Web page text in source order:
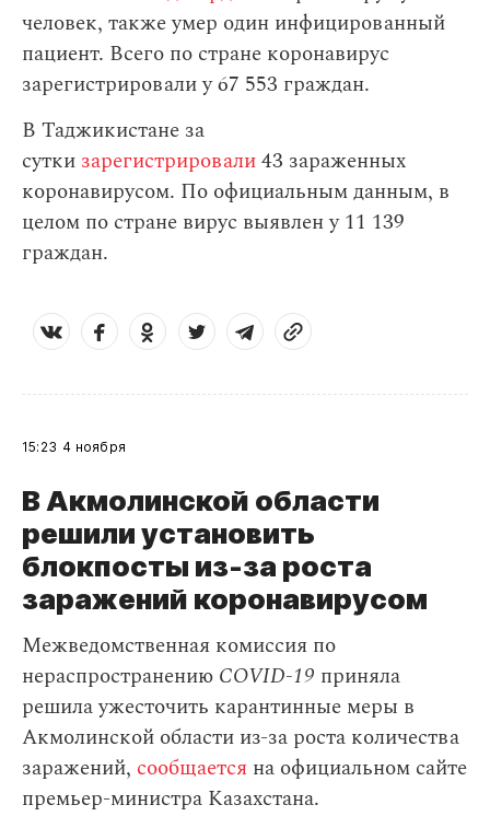
человек, также умер один инфицированный
пациент. Всего по стране коронавирус
зарегистрировали у 67 553 граждан.
В Таджикистане за
сутки зарегистрировали43 зараженных
коронавирусом. По официальным данным, в
целом по стране вирус выявлен у 11 139
граждан.
15:23 4 ноября
В Акмолинской области
решили установить
блокпосты из-за роста
заражений коронавирусом
Межведомственная комиссия по
нераспространению COVID-19 приняла
решила ужесточить карантинные меры в
Акмолинской области из-за роста количества
заражений, сообщается на официальном сайте
премьер-министра Казахстана.